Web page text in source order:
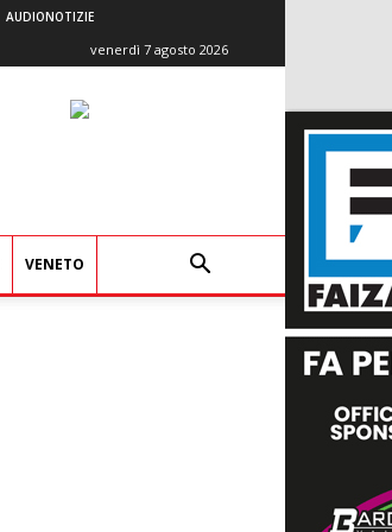
AUDIONOTIZIE
venerdì 7 agosto 2026
VENETO